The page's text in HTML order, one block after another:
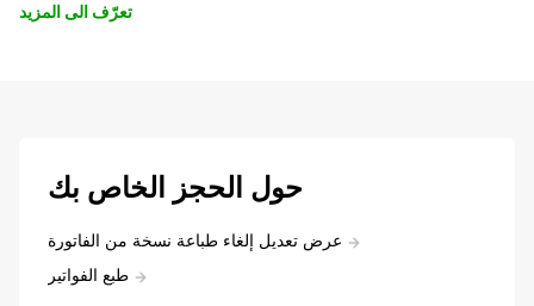
تعرّف الى المزيد
حول الحجز الخاص بك
عرض تعديل إلغاء طباعة نسخة من الفاتورة
طبع الفواتير